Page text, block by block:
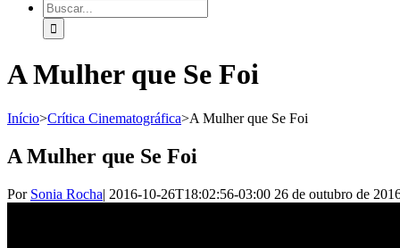
A Mulher que Se Foi
Início>Crítica Cinematográfica>A Mulher que Se Foi
A Mulher que Se Foi
Por Sonia Rocha| 2016-10-26T18:02:56-03:00 26 de outubro de